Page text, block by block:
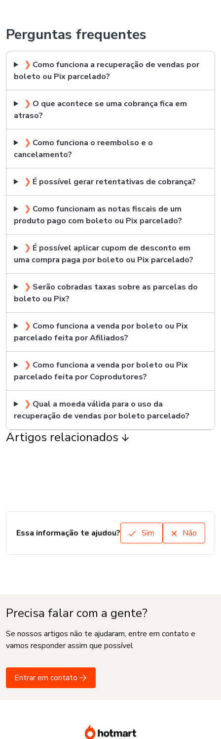
Perguntas frequentes
❯ Como funciona a recuperação de vendas por
boleto ou Pix parcelado?
❯ O que acontece se uma cobrança fica em
atraso?
❯ Como funciona o reembolso e o
cancelamento?
❯ É possível gerar retentativas de cobrança?
❯ Como funcionam as notas fiscais de um
produto pago com boleto ou Pix parcelado?
❯ É possível aplicar cupom de desconto em
uma compra paga por boleto ou Pix parcelado?
❯ Serão cobradas taxas sobre as parcelas do
boleto ou Pix?
❯ Como funciona a venda por boleto ou Pix
parcelado feita por Afiliados?
❯ Como funciona a venda por boleto ou Pix
parcelado feita por Coprodutores?
❯ Qual a moeda válida para o uso da
recuperação de vendas por boleto parcelado?
Artigos relacionados
Essa informação te ajudou? Sim Não
Precisa falar com a gente?
Se nossos artigos não te ajudaram, entre em contato e
vamos responder assim que possível
Entrar em contato